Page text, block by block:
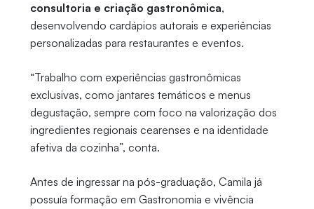
consultoria e criação gastronômica,
desenvolvendo cardápios autorais e experiências
personalizadas para restaurantes e eventos.
“Trabalho com experiências gastronômicas
exclusivas, como jantares temáticos e menus
degustação, sempre com foco na valorização dos
ingredientes regionais cearenses e na identidade
afetiva da cozinha”, conta.
Antes de ingressar na pós-graduação, Camila já
possuía formação em Gastronomia e vivência